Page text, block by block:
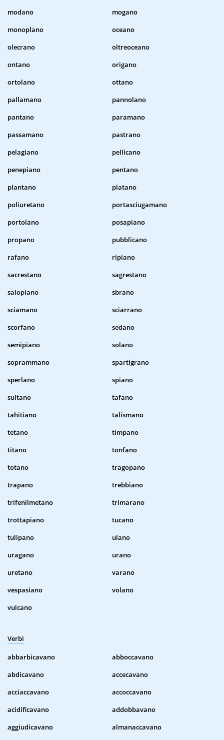
modano
mogano
monoplano
oceano
olecrano
oltreoceano
ontano
origano
ortolano
ottano
pallamano
pannolano
pantano
paramano
passamano
pastrano
pelagiano
pellicano
penepiano
pentano
plantano
platano
poliuretano
portasciugamano
portolano
posapiano
propano
pubblicano
rafano
ripiano
sacrestano
sagrestano
salopiano
sbrano
sciamano
sciarrano
scorfano
sedano
semipiano
solano
soprammano
spartigrano
sperlano
spiano
sultano
tafano
tahitiano
talismano
tetano
timpano
titano
tonfano
totano
tragopano
trapano
trebbiano
trifenilmetano
trimarano
trottapiano
tucano
tulipano
ulano
uragano
urano
uretano
varano
vespasiano
volano
vulcano
Verbi
abbarbicavano
abboccavano
abdicavano
accecavano
acciaccavano
accoccavano
acidificavano
addobbavano
aggiudicavano
almanaccavano